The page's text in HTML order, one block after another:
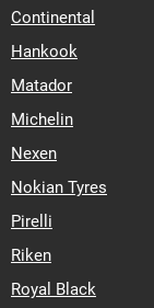
Continental
Hankook
Matador
Michelin
Nexen
Nokian Tyres
Pirelli
Riken
Royal Black